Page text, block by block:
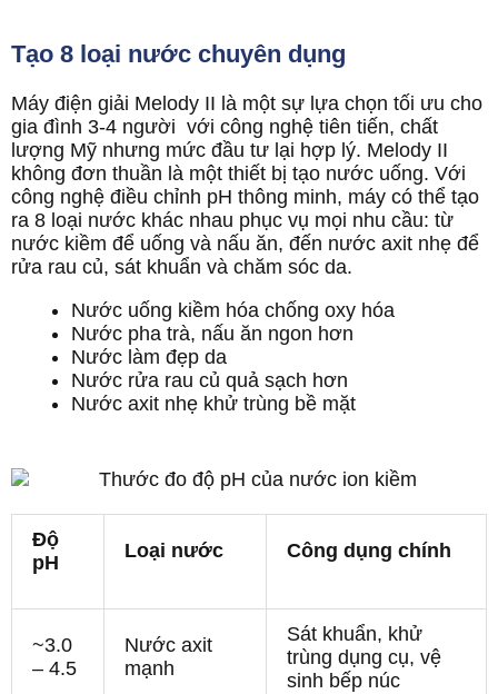
Tạo 8 loại nước chuyên dụng
Máy điện giải Melody II là một sự lựa chọn tối ưu cho
gia đình 3-4 người với công nghệ tiên tiến, chất
lượng Mỹ nhưng mức đầu tư lại hợp lý. Melody II
không đơn thuần là một thiết bị tạo nước uống. Với
công nghệ điều chỉnh pH thông minh, máy có thể tạo
ra 8 loại nước khác nhau phục vụ mọi nhu cầu: từ
nước kiềm để uống và nấu ăn, đến nước axit nhẹ để
rửa rau củ, sát khuẩn và chăm sóc da.
Nước uống kiềm hóa chống oxy hóa
Nước pha trà, nấu ăn ngon hơn
Nước làm đẹp da
Nước rửa rau củ quả sạch hơn
Nước axit nhẹ khử trùng bề mặt
Độ
pH
Loại nước Công dụng chính
~3.0
– 4.5
Nước axit
mạnh
Sát khuẩn, khử
trùng dụng cụ, vệ
sinh bếp núc